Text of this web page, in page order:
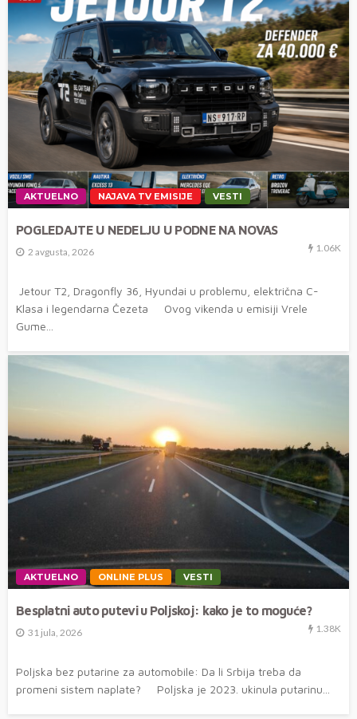
AKTUELNO NAJAVA TV EMISIJE VESTI
POGLEDAJTE U NEDELJU U PODNE NA NOVAS
2 avgusta, 2026 1.06K
Jetour T2, Dragonfly 36, Hyundai u problemu, električna C-
Klasa i legendarna Čezeta Ovog vikenda u emisiji Vrele
Gume...
AKTUELNO ONLINE PLUS VESTI
Besplatni auto putevi u Poljskoj: kako je to moguće?
31 jula, 2026 1.38K
Poljska bez putarine za automobile: Da li Srbija treba da
promeni sistem naplate? Poljska je 2023. ukinula putarinu...